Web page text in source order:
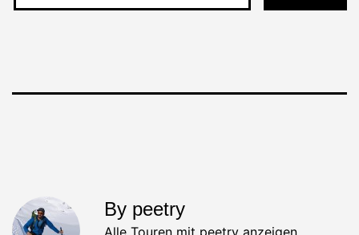
By peetry
Alle Touren mit peetry anzeigen